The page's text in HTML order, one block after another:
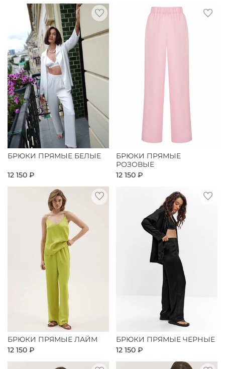
БРЮКИ ПРЯМЫЕ БЕЛЫЕ
12 150 ₽
БРЮКИ ПРЯМЫЕ
РОЗОВЫЕ
12 150 ₽
БРЮКИ ПРЯМЫЕ ЛАЙМ
12 150 ₽
БРЮКИ ПРЯМЫЕ ЧЕРНЫЕ
12 150 ₽